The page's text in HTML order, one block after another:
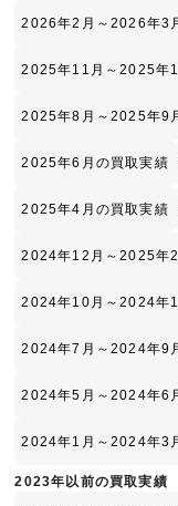
2026年2月～2026年3
2025年11月～2025年
2025年8月～2025年9
2025年6月の買取実績
2025年4月の買取実績
2024年12月～2025年
2024年10月～2024年
2024年7月～2024年9
2024年5月～2024年6
2024年1月～2024年3
2023年以前の買取実績